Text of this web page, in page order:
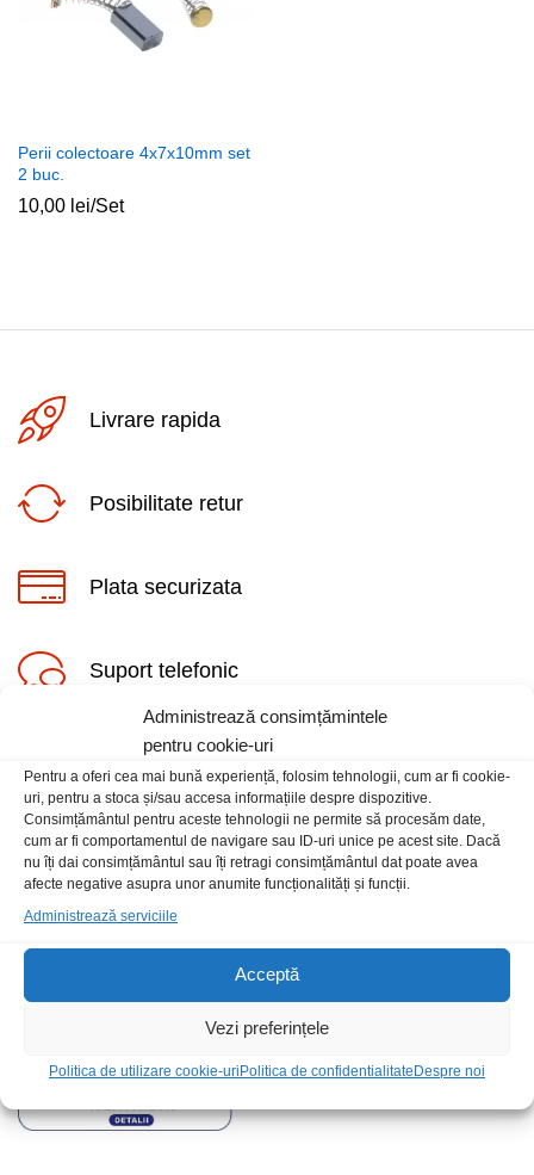
Administrează consimțămintele
pentru cookie-uri
Pentru a oferi cea mai bună experiență, folosim tehnologii, cum ar fi cookie-
uri, pentru a stoca și/sau accesa informațiile despre dispozitive.
Consimțământul pentru aceste tehnologii ne permite să procesăm date,
cum ar fi comportamentul de navigare sau ID-uri unice pe acest site. Dacă
nu îți dai consimțământul sau îți retragi consimțământul dat poate avea
afecte negative asupra unor anumite funcționalități și funcții.
Administrează serviciile
Acceptă
Vezi preferințele
Politica de utilizare cookie-uriPolitica de confidentialitateDespre noi
Perii colectoare 4x7x10mm set
2 buc.
10,00 lei/Set
Livrare rapida
Posibilitate retur
Plata securizata
Suport telefonic
Informatii
Contact
Locatia magazinului